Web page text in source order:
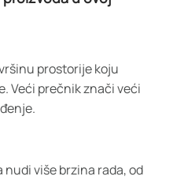
prostorije koju
Veći prečnik znači veći
više brzina rada, od